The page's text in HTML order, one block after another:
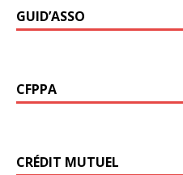
GUID’ASSO
CFPPA
CRÉDIT MUTUEL